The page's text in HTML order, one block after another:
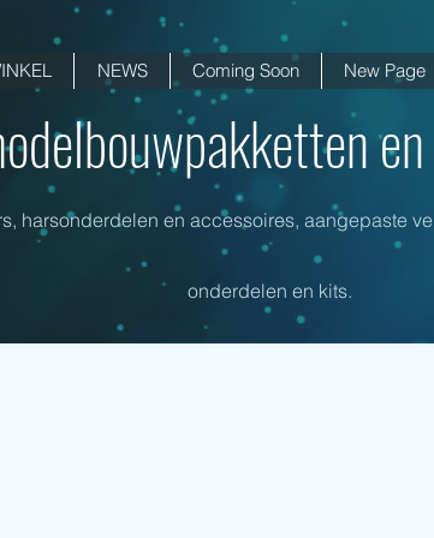
NEWS Coming Soon New Page
harsonderdelen en accessoires, aangepaste
onderdelen en kits.